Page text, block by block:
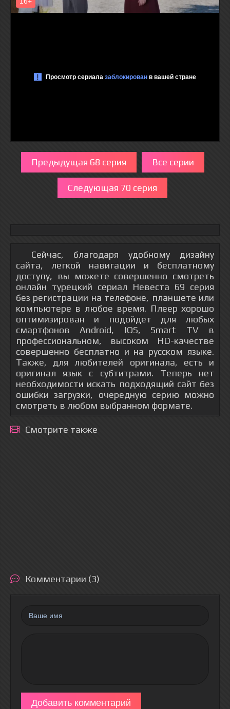
Предыдущая 68 серия Все серии
Следующая 70 серия
Сейчас, благодаря удобному дизайну
сайта, легкой навигации и бесплатному
доступу, вы можете совершенно смотреть
онлайн турецкий сериал Невеста 69 серия
без регистрации на телефоне, планшете или
компьютере в любое время. Плеер хорошо
оптимизирован и подойдет для любых
смартфонов Android, IOS, Smart TV в
профессиональном, высоком HD-качестве
совершенно бесплатно и на русском языке.
Также, для любителей оригинала, есть и
оригинал язык с субтитрами. Теперь нет
необходимости искать подходящий сайт без
ошибки загрузки, очередную серию можно
смотреть в любом выбранном формате.
Смотрите также
Комментарии (3)
Добавить комментарий